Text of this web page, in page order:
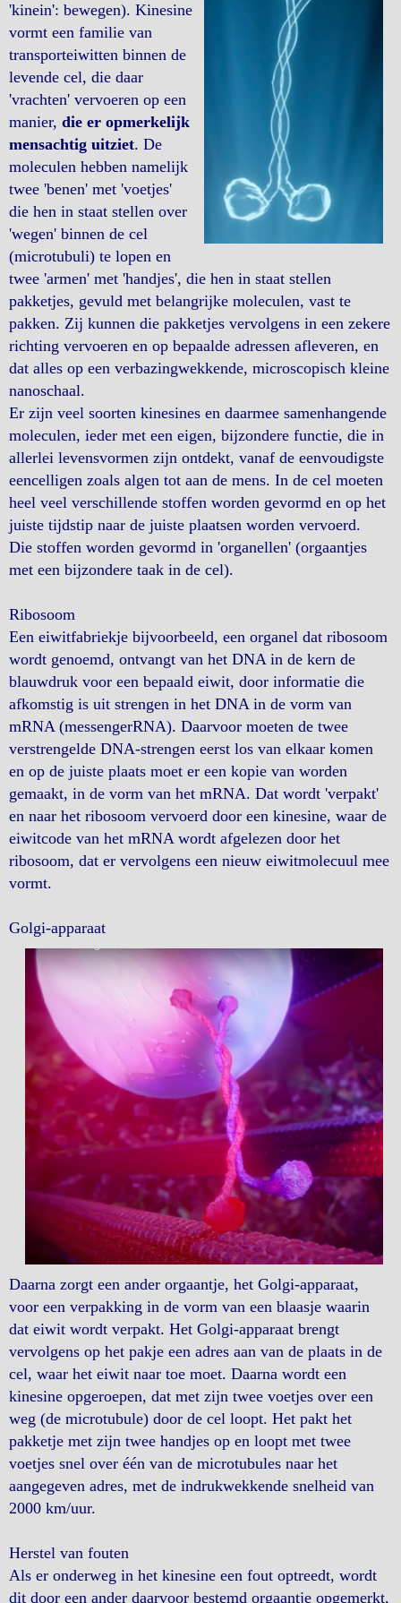
'kinein': bewegen). Kinesine
vormt een familie van
transporteiwitten binnen de
levende cel, die daar
'vrachten' vervoeren op een
manier, die er opmerkelijk
mensachtig uitziet. De
moleculen hebben namelijk
twee 'benen' met 'voetjes'
die hen in staat stellen over
'wegen' binnen de cel
(microtubuli) te lopen en
twee 'armen' met 'handjes', die hen in staat stellen
pakketjes, gevuld met belangrijke moleculen, vast te
pakken. Zij kunnen die pakketjes vervolgens in een zekere
richting vervoeren en op bepaalde adressen afleveren, en
dat alles op een verbazingwekkende, microscopisch kleine
nanoschaal.
Er zijn veel soorten kinesines en daarmee samenhangende
moleculen, ieder met een eigen, bijzondere functie, die in
allerlei levensvormen zijn ontdekt, vanaf de eenvoudigste
eencelligen zoals algen tot aan de mens. In de cel moeten
heel veel verschillende stoffen worden gevormd en op het
juiste tijdstip naar de juiste plaatsen worden vervoerd.
Die stoffen worden gevormd in 'organellen' (orgaantjes
met een bijzondere taak in de cel).
Ribosoom
Een eiwitfabriekje bijvoorbeeld, een organel dat ribosoom
wordt genoemd, ontvangt van het DNA in de kern de
blauwdruk voor een bepaald eiwit, door informatie die
afkomstig is uit strengen in het DNA in de vorm van
mRNA (messengerRNA). Daarvoor moeten de twee
verstrengelde DNA-strengen eerst los van elkaar komen
en op de juiste plaats moet er een kopie van worden
gemaakt, in de vorm van het mRNA. Dat wordt 'verpakt'
en naar het ribosoom vervoerd door een kinesine, waar de
eiwitcode van het mRNA wordt afgelezen door het
ribosoom, dat er vervolgens een nieuw eiwitmolecuul mee
vormt.
Golgi-apparaat
Daarna zorgt een ander orgaantje, het Golgi-apparaat,
voor een verpakking in de vorm van een blaasje waarin
dat eiwit wordt verpakt. Het Golgi-apparaat brengt
vervolgens op het pakje een adres aan van de plaats in de
cel, waar het eiwit naar toe moet. Daarna wordt een
kinesine opgeroepen, dat met zijn twee voetjes over een
weg (de microtubule) door de cel loopt. Het pakt het
pakketje met zijn twee handjes op en loopt met twee
voetjes snel over één van de microtubules naar het
aangegeven adres, met de indrukwekkende snelheid van
2000 km/uur.
Herstel van fouten
Als er onderweg in het kinesine een fout optreedt, wordt
dit door een ander daarvoor bestemd orgaantje opgemerkt,